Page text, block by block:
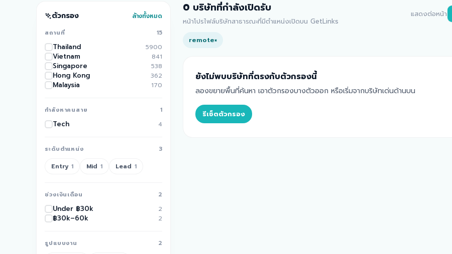
ตัวกรอง ล้างทั้งหมด
สถานที่ 15
Thailand 5900
Vietnam 841
Singapore 538
Hong Kong 362
Malaysia 170
กำลังหาคนสาย 1
Tech 4
ระดับตำแหน่ง 3
Entry 1 Mid 1 Lead 1
ช่วงเงินเดือน 2
Under ฿30k 2
฿30k–60k 2
รูปแบบงาน 2
0 บริษัทที่กำลังเปิดรับ
หน้าโปรไฟล์บริษัทสาธารณะที่มีตำแหน่งเปิดบน GetLinks
แสดงต่อหน้า
remote×
ยังไม่พบบริษัทที่ตรงกับตัวกรองนี้
ลองขยายพื้นที่ค้นหา เอาตัวกรองบางตัวออก หรือเริ่มจากบริษัทเด่นด้านบน
รีเซ็ตตัวกรอง